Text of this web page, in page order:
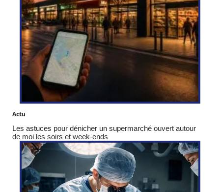
Actu
Les astuces pour dénicher un supermarché ouvert autour
de moi les soirs et week-ends